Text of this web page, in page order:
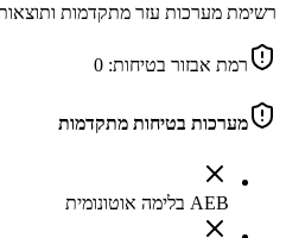
רשימת מערכות עזר מתקדמות
רמת אבזור בטיחות: 0
מערכות בטיחות מתקדמות
AEB בלימה אוטונומית